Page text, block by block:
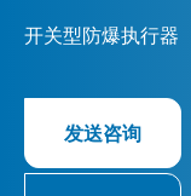
开关型防爆执行器
发送咨询